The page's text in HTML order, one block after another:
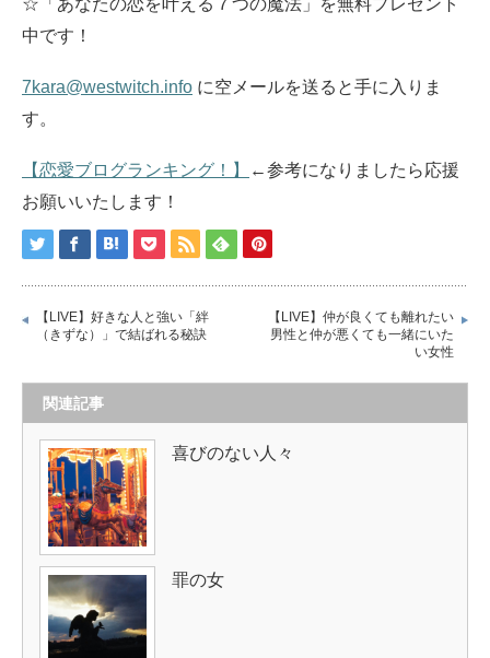
☆「あなたの恋を叶える７つの魔法」を無料プレゼント
中です！
7kara@westwitch.info に空メールを送ると手に入りま
す。
【恋愛ブログランキング！】
←参考になりましたら応援
お願いいたします！
【LIVE】好きな人と強い「絆
（きずな）」で結ばれる秘訣
【LIVE】仲が良くても離れたい
男性と仲が悪くても一緒にいた
い女性
関連記事
喜びのない人々
罪の女